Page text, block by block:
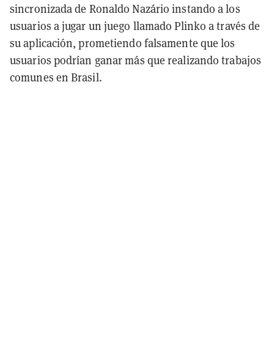
sincronizada de Ronaldo Nazário instando a los
usuarios a jugar un juego llamado Plinko a través de
su aplicación, prometiendo falsamente que los
usuarios podrían ganar más que realizando trabajos
comunes en Brasil.